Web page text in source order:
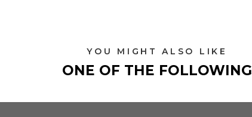
YOU MIGHT ALSO LIKE
ONE OF THE FOLLOWING